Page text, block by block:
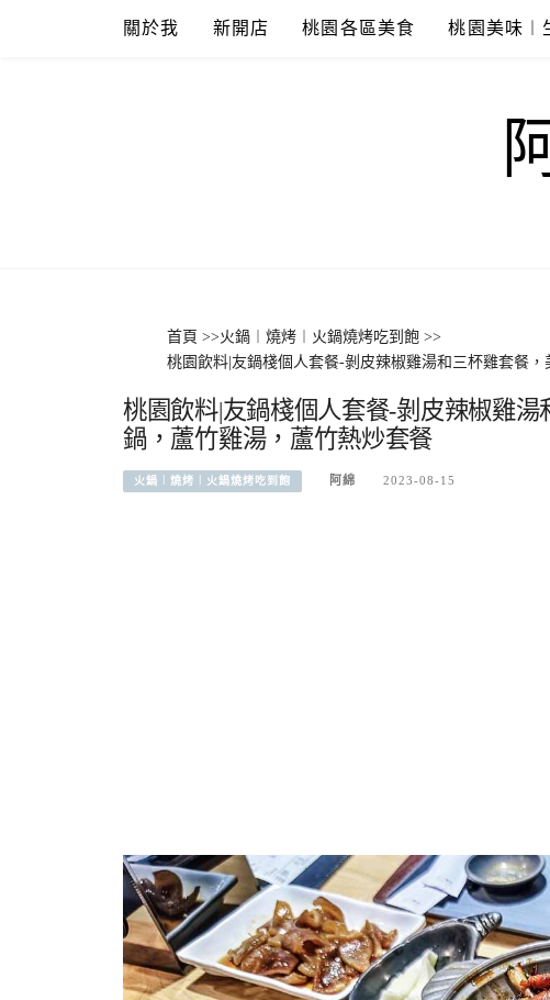
關於我 新開店 桃園各區美食 桃園美味︱
首頁 >>火鍋︱燒烤︱火鍋燒烤吃到飽 >>
桃園飲料|友鍋棧個人套餐-剝皮辣椒雞湯和三杯雞套餐
桃園飲料|友鍋棧個人套餐-剝皮辣椒雞
鍋，蘆竹雞湯，蘆竹熱炒套餐
火鍋︱燒烤︱火鍋燒烤吃到飽 阿綿 2023-08-15